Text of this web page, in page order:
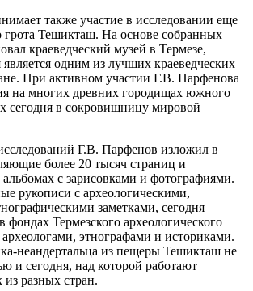
также участие в исследовании еще
грота Тешикташ. На основе собранных
краеведческий музей в Термезе,
одним из лучших краеведческих
При активном участии Г.В. Парфенова
на многих древних городищах южного
сегодня в сокровищницу мировой
Г.В. Парфенов изложил в
более 20 тысяч страниц и
с зарисовками и фотографиями.
рукописи с археологическими,
заметками, сегодня
фондах Термезского археологического
этнографами и историками.
неандертальца из пещеры Тешикташ не
и сегодня, над которой работают
разных стран.